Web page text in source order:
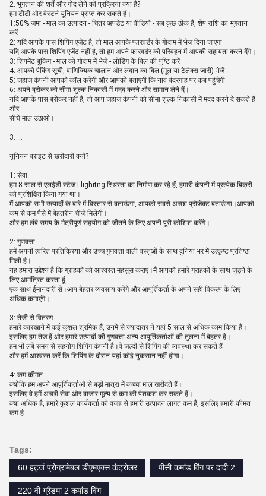
2. भुगतान की शर्तें और गोद लेने की प्रक्रिया क्या है?
हम टीटी और वेस्टर्न यूनियन प्राप्त कर सकते हैं।
1:50% जमा - माल का उत्पादन - चित्र अपडेट या वीडियो - सब कुछ ठीक है, शेष राशि का भुगतान
करें
2: यदि आपके पास शिपिंग एजेंट है, तो माल आपके फारवर्डर के गोदाम में भेज दिया जाएगा
यदि आपके पास शिपिंग एजेंट नहीं है, तो हम अपने फारवर्डर को परिवहन में आपकी सहायता करने देंगे।
3: शिपमेंट बुकिंग - माल को गोदाम में भेजें - लोडिंग के बिल की पुष्टि करें
4: आपको पैकिंग सूची, वाणिज्यिक चालान और लदान का बिल (मूल या टेलेक्स जारी) भेजें
5: जहाज कंपनी आपको कॉल करेगी और आपको बताएगी कि नाव बंदरगाह पर कब पहुंचेगी
6: अपने ब्रोकर को सीमा शुल्क निकासी में मदद करने और सामान लेने दें।
यदि आपके पास ब्रोकर नहीं है, तो आप जहाज कंपनी को सीमा शुल्क निकासी में मदद करने दे सकते हैं
और
सीधे माल उठाओ।
3. ...
यूनियन ब्राइट से खरीदारी क्यों?
1: सेवा
हम 8 साल से एलईडी स्टेज Llighitng स्थिरता का निर्माण कर रहे हैं, हमारी कंपनी में प्रत्येक बिक्री
को प्रशिक्षित किया गया था।
मैं आपको सभी उत्पादों के बारे में विस्तार से बताऊंगा, आपको सबसे अच्छा प्रोजेक्ट बताऊंगा।आपको
कम से कम पैसे में बेहतरीन चीजें मिलेंगी।
और हम लंबे समय के मैत्रीपूर्ण सहयोग को जीतने के लिए अपनी पूरी कोशिश करेंगे।
2: गुणवत्ता
हमें अपनी त्वरित प्रतिक्रिया और उच्च गुणवत्ता वाली वस्तुओं के साथ दुनिया भर में उत्कृष्ट प्रतिष्ठा
मिली है।
यह हमारा उद्देश्य है कि ग्राहकों को आश्वस्त महसूस कराएं।मैं आपको हमारे ग्राहकों के साथ जुड़ने के
लिए आमंत्रित करता हूं
एक साथ ईमानदारी से।आप बेहतर व्यवसाय करेंगे और आपूर्तिकर्ता के अपने सही विकल्प के लिए
अधिक कमाएंगे।
3: तेजी से वितरण
हमारे कारखाने में कई कुशल श्रमिक हैं, उनमें से ज्यादातर ने यहां 5 साल से अधिक काम किया है।
इसलिए हम तेज हैं और हमारे उत्पादों की गुणवत्ता अन्य आपूर्तिकर्ताओं की तुलना में बेहतर है।
हम भी लंबे समय से सहयोग शिपिंग कंपनी है।वे जल्दी से शिपिंग की व्यवस्था कर सकते हैं
और हमें आश्वस्त करें कि शिपिंग के दौरान यहां कोई नुकसान नहीं होगा।
4: कम कीमत
क्योंकि हम अपने आपूर्तिकर्ताओं से बड़ी मात्रा में कच्चा माल खरीदते हैं।
इसलिए वे हमें अच्छी सेवा और बाजार मूल्य से कम की पेशकश कर सकते हैं।
क्या अधिक है, हमारे कुशल कार्यकर्ता की वजह से हमारी उत्पादन लागत कम है, इसलिए हमारी कीमत
कम है
Tags:
60 हर्ट्ज प्रोग्रामेबल डीएमएक्स कंट्रोलर
पीसी कमांड विंग पर दादी 2
220 वी ग्रैंडमा 2 कमांड विंग